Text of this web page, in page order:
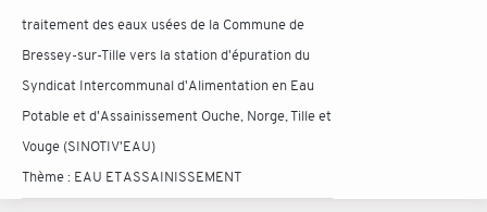
traitement des eaux usées de la Commune de
Bressey-sur-Tille vers la station d'épuration du
Syndicat Intercommunal d'Alimentation en Eau
Potable et d'Assainissement Ouche, Norge, Tille et
Vouge (SINOTIV'EAU)
Thème : EAU ET ASSAINISSEMENT